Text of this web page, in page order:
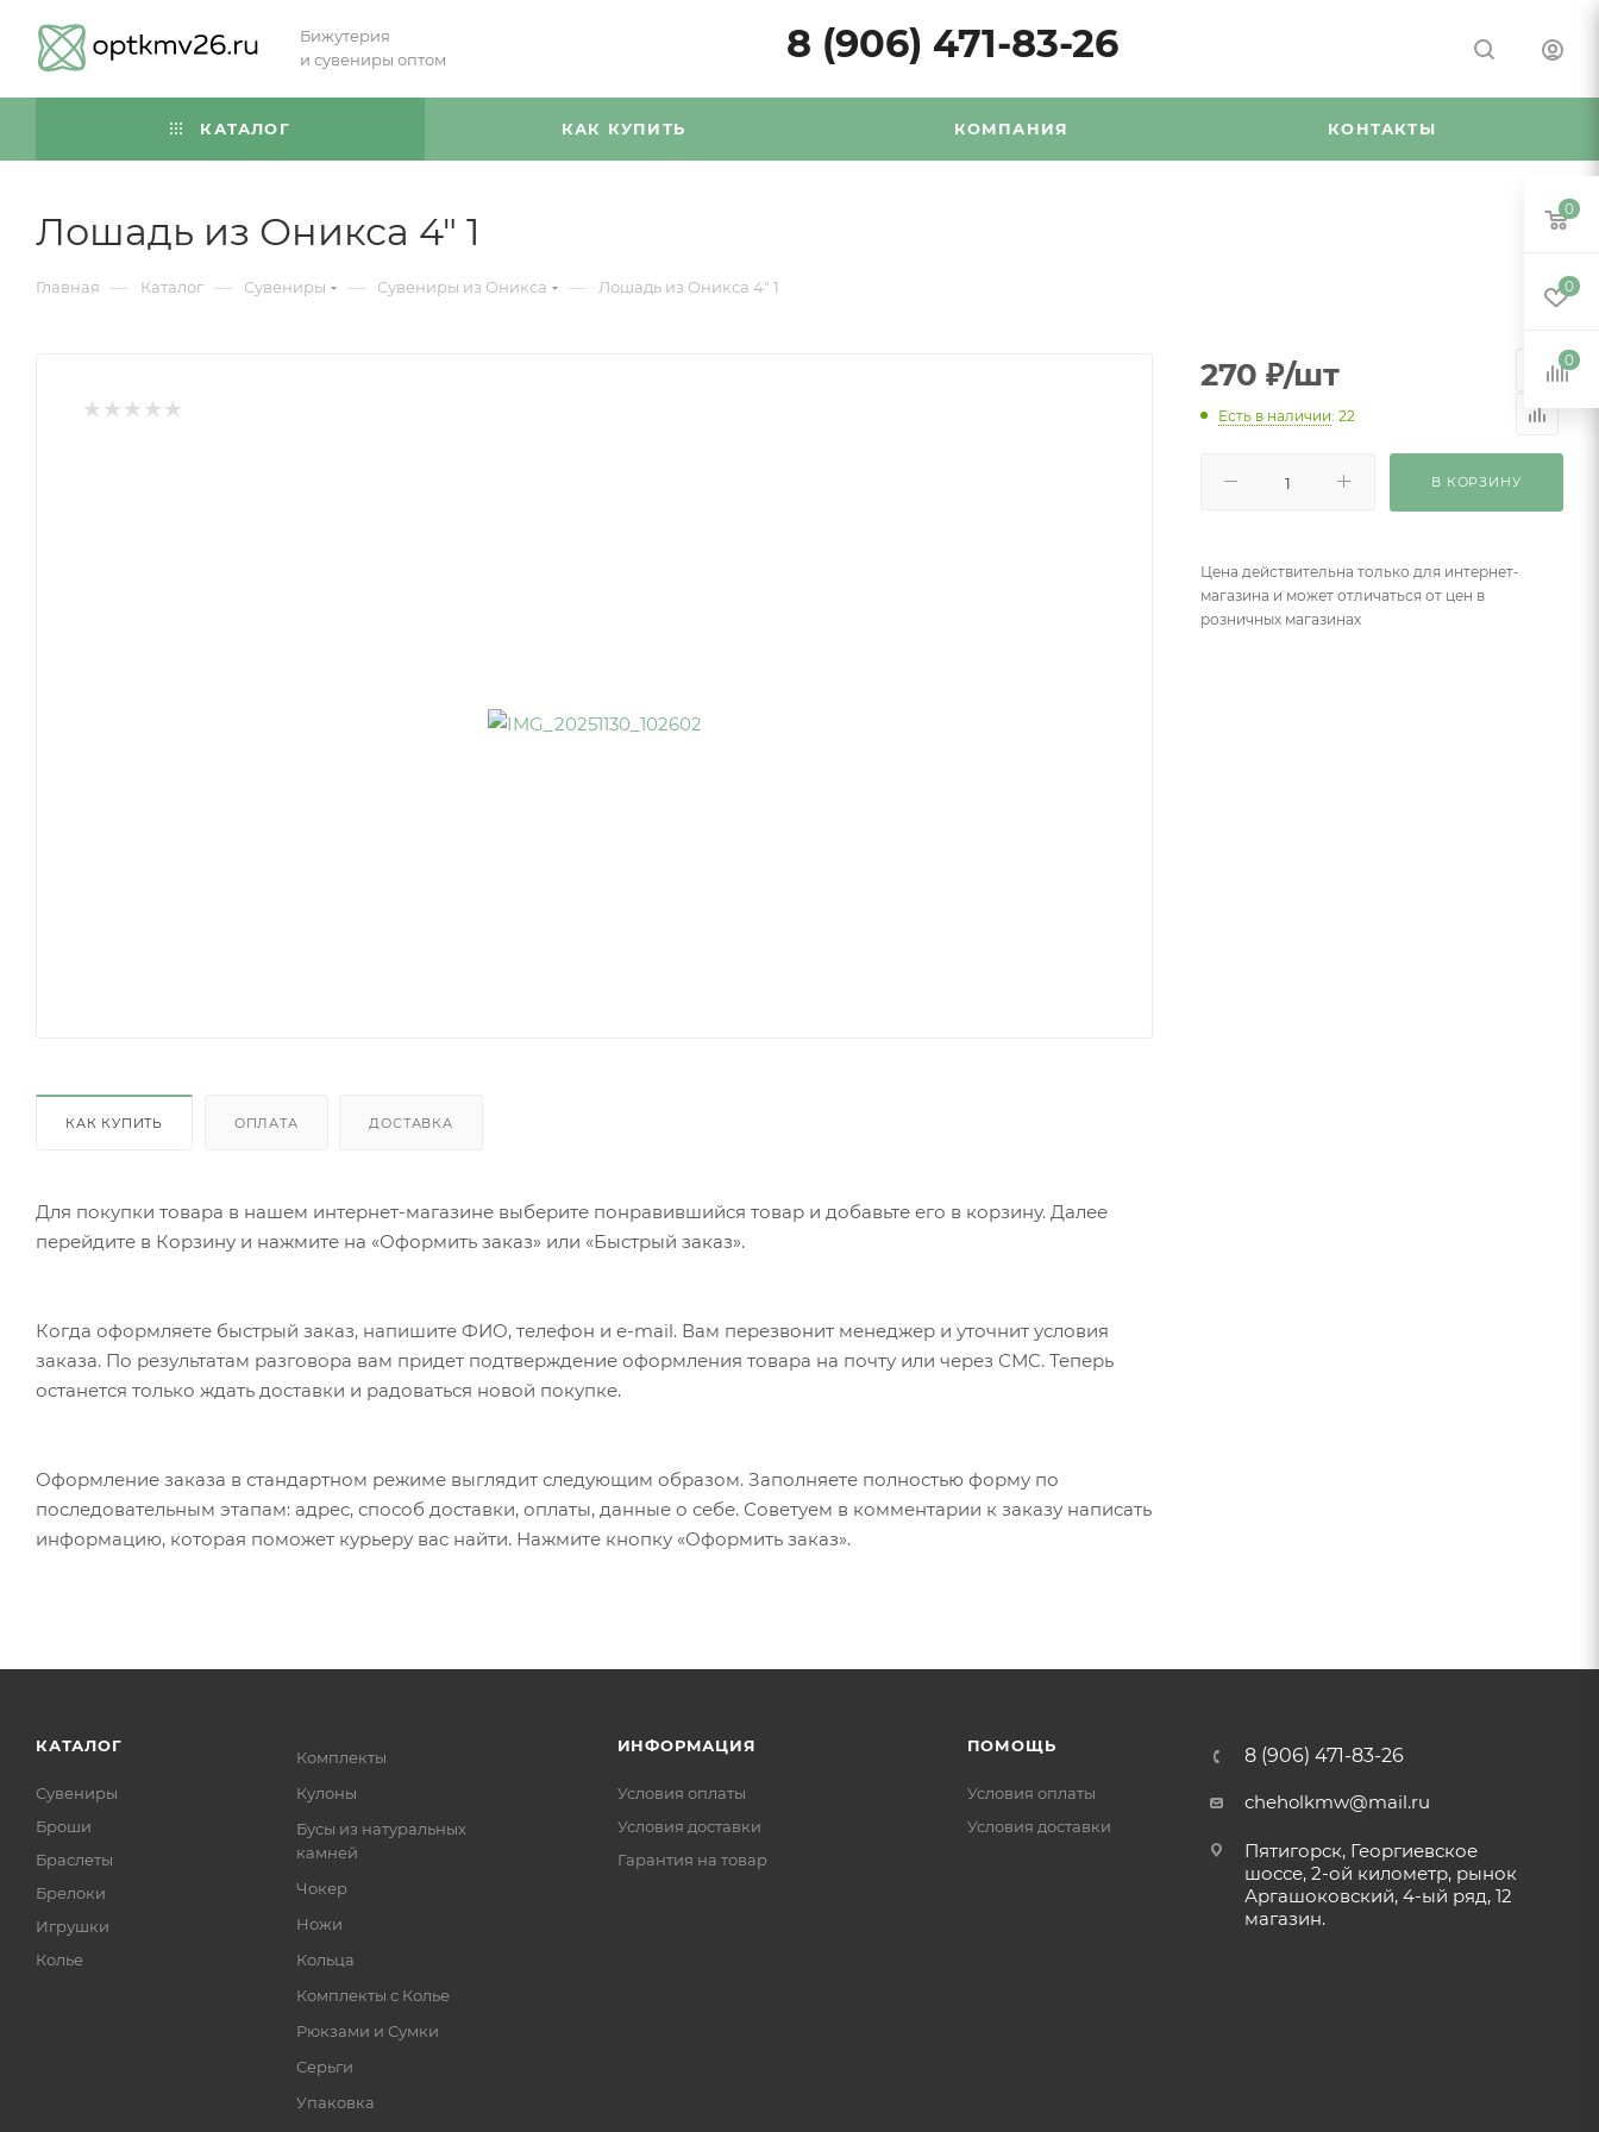
Бижутерия
и сувениры оптом
8 (906) 471-83-26
КАТАЛОГ КАК КУПИТЬ КОМПАНИЯ КОНТАКТЫ
Лошадь из Оникса 4" 1
Главная — Каталог — Сувениры — Сувениры из Оникса — Лошадь из Оникса 4" 1
КАК КУПИТЬ ОПЛАТА ДОСТАВКА
Для покупки товара в нашем интернет-магазине выберите понравившийся товар и добавьте его в корзину. Далее
перейдите в Корзину и нажмите на «Оформить заказ» или «Быстрый заказ».
Когда оформляете быстрый заказ, напишите ФИО, телефон и e-mail. Вам перезвонит менеджер и уточнит условия
заказа. По результатам разговора вам придет подтверждение оформления товара на почту или через СМС. Теперь
останется только ждать доставки и радоваться новой покупке.
Оформление заказа в стандартном режиме выглядит следующим образом. Заполняете полностью форму по
последовательным этапам: адрес, способ доставки, оплаты, данные о себе. Советуем в комментарии к заказу написать
информацию, которая поможет курьеру вас найти. Нажмите кнопку «Оформить заказ».
270 ₽/шт
Есть в наличии: 22
В КОРЗИНУ
Цена действительна только для интернет-
магазина и может отличаться от цен в
розничных магазинах
КАТАЛОГ
Сувениры
Броши
Браслеты
Брелоки
Игрушки
Колье
Комплекты
Кулоны
Бусы из натуральных
камней
Чокер
Ножи
Кольца
Комплекты с Колье
Рюкзами и Сумки
Серьги
Упаковка
ИНФОРМАЦИЯ
Условия оплаты
Условия доставки
Гарантия на товар
ПОМОЩЬ
Условия оплаты
Условия доставки
8 (906) 471-83-26
cheholkmw@mail.ru
Пятигорск, Георгиевское
шоссе, 2-ой километр, рынок
Аргашоковский, 4-ый ряд, 12
магазин.
0
0
0